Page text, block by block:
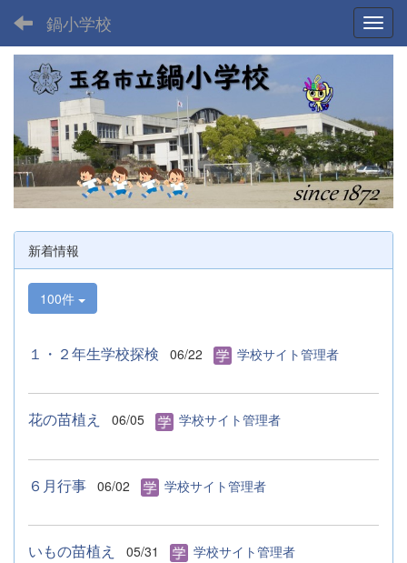
鍋小学校
新着情報
100件
１・２年生学校探検 06/22 学校サイト管理者
花の苗植え 06/05 学校サイト管理者
６月行事 06/02 学校サイト管理者
いもの苗植え 05/31 学校サイト管理者